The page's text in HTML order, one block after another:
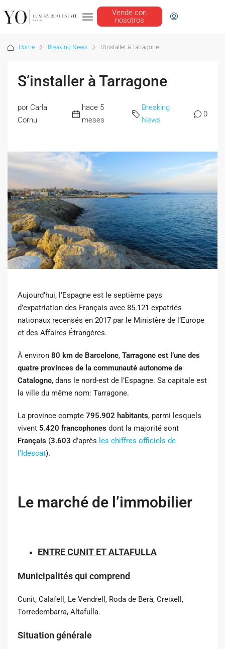
Vende con
nosotros
Home Breaking News S’installer à Tarragone
S’installer à Tarragone
por Carla
Cornu
hace 5
meses
Breaking
News
0
Aujourd’hui, l’Espagne est le septième pays
d’expatriation des Français avec 85.121 expatriés
nationaux recensés en 2017 par le Ministère de l’Europe
et des Affaires Étrangères.
À environ 80 km de Barcelone, Tarragone est l’une des
quatre provinces de la communauté autonome de
Catalogne, dans le nord-est de l’Espagne. Sa capitale est
la ville du même nom: Tarragone.
La province compte 795.902 habitants, parmi lesquels
vivent 5.420 francophones dont la majorité sont
Français (3.603 d’après les chiffres officiels de
l’Idescat).
Le marché de l’immobilier
ENTRE CUNIT ET ALTAFULLA
Municipalités qui comprend
Cunit, Calafell, Le Vendrell, Roda de Berà, Creixell,
Torredembarra, Altafulla.
Situation générale